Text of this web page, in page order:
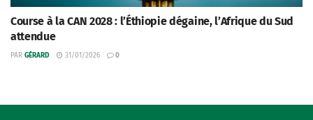
Course à la CAN 2028 : l’Éthiopie dégaine, l’Afrique du Sud
attendue
PAR GÉRARD 31/01/2026 0